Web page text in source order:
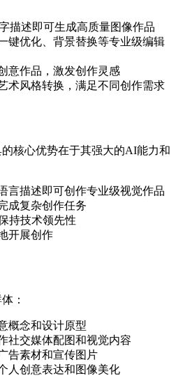
描述即可生成高质量图像作品
键优化、背景替换等专业级编辑
意作品，激发创作灵感
术风格转换，满足不同创作需求
核心优势在于其强大的AI能力和
言描述即可创作专业级视觉作品
成复杂创作任务
持技术领先性
开展创作
：
概念和设计原型
社交媒体配图和视觉内容
告素材和宣传图片
人创意表达和图像美化